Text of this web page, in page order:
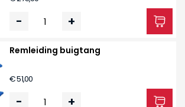
- +
Remleiding buigtang
€ 51,00
- +